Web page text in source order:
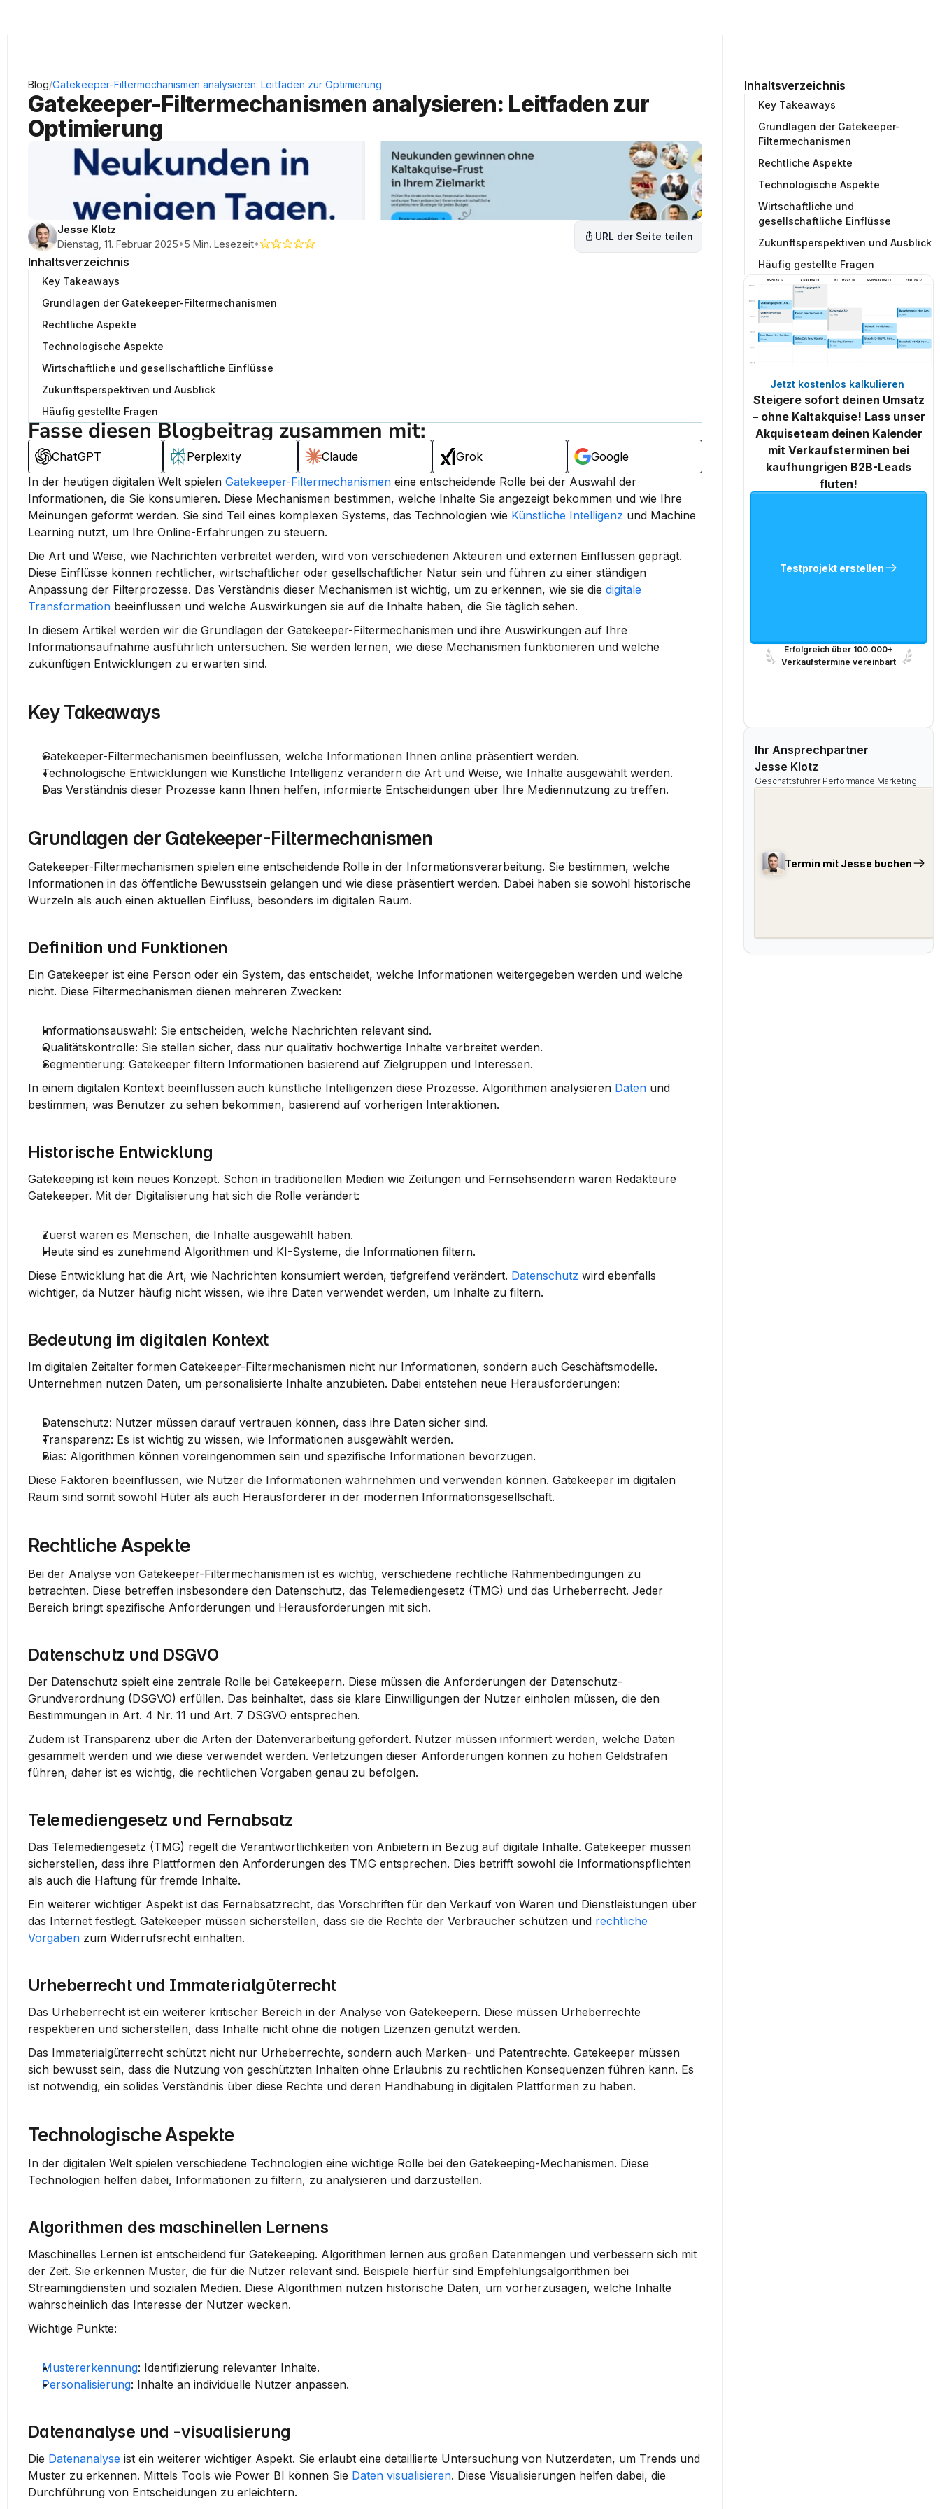
Inhaltsverzeichnis
Key Takeaways
Grundlagen der Gatekeeper-
Filtermechanismen
Rechtliche Aspekte
Technologische Aspekte
Wirtschaftliche und
gesellschaftliche Einflüsse
Zukunftsperspektiven und Ausblick
Häufig gestellte Fragen
Jetzt kostenlos kalkulieren
Steigere sofort deinen Umsatz
– ohne Kaltakquise! Lass unser
Akquiseteam deinen Kalender
mit Verkaufsterminen bei
kaufhungrigen B2B-Leads
fluten!
Testprojekt erstellen
Erfolgreich über 100.000+
Verkaufstermine vereinbart
Ihr Ansprechpartner
Jesse Klotz
Geschäftsführer Performance Marketing
Termin mit Jesse buchen
Blog/Gatekeeper-Filtermechanismen analysieren: Leitfaden zur Optimierung
Gatekeeper-Filtermechanismen analysieren: Leitfaden zur
Optimierung
Jesse Klotz
Dienstag, 11. Februar 2025•5 Min. Lesezeit•
URL der Seite teilen
Inhaltsverzeichnis
Key Takeaways
Grundlagen der Gatekeeper-Filtermechanismen
Rechtliche Aspekte
Technologische Aspekte
Wirtschaftliche und gesellschaftliche Einflüsse
Zukunftsperspektiven und Ausblick
Häufig gestellte Fragen
Fasse diesen Blogbeitrag zusammen mit:
ChatGPT Perplexity Claude Grok
Google
In der heutigen digitalen Welt spielen Gatekeeper-Filtermechanismen eine entscheidende Rolle bei der Auswahl der
Informationen, die Sie konsumieren. Diese Mechanismen bestimmen, welche Inhalte Sie angezeigt bekommen und wie Ihre
Meinungen geformt werden. Sie sind Teil eines komplexen Systems, das Technologien wie Künstliche Intelligenz und Machine
Learning nutzt, um Ihre Online-Erfahrungen zu steuern.
Die Art und Weise, wie Nachrichten verbreitet werden, wird von verschiedenen Akteuren und externen Einflüssen geprägt.
Diese Einflüsse können rechtlicher, wirtschaftlicher oder gesellschaftlicher Natur sein und führen zu einer ständigen
Anpassung der Filterprozesse. Das Verständnis dieser Mechanismen ist wichtig, um zu erkennen, wie sie die digitale
Transformation beeinflussen und welche Auswirkungen sie auf die Inhalte haben, die Sie täglich sehen.
In diesem Artikel werden wir die Grundlagen der Gatekeeper-Filtermechanismen und ihre Auswirkungen auf Ihre
Informationsaufnahme ausführlich untersuchen. Sie werden lernen, wie diese Mechanismen funktionieren und welche
zukünftigen Entwicklungen zu erwarten sind.
Key Takeaways
Gatekeeper-Filtermechanismen beeinflussen, welche Informationen Ihnen online präsentiert werden.
Technologische Entwicklungen wie Künstliche Intelligenz verändern die Art und Weise, wie Inhalte ausgewählt werden.
Das Verständnis dieser Prozesse kann Ihnen helfen, informierte Entscheidungen über Ihre Mediennutzung zu treffen.
Grundlagen der Gatekeeper-Filtermechanismen
Gatekeeper-Filtermechanismen spielen eine entscheidende Rolle in der Informationsverarbeitung. Sie bestimmen, welche
Informationen in das öffentliche Bewusstsein gelangen und wie diese präsentiert werden. Dabei haben sie sowohl historische
Wurzeln als auch einen aktuellen Einfluss, besonders im digitalen Raum.
Definition und Funktionen
Ein Gatekeeper ist eine Person oder ein System, das entscheidet, welche Informationen weitergegeben werden und welche
nicht. Diese Filtermechanismen dienen mehreren Zwecken:
Informationsauswahl: Sie entscheiden, welche Nachrichten relevant sind.
Qualitätskontrolle: Sie stellen sicher, dass nur qualitativ hochwertige Inhalte verbreitet werden.
Segmentierung: Gatekeeper filtern Informationen basierend auf Zielgruppen und Interessen.
In einem digitalen Kontext beeinflussen auch künstliche Intelligenzen diese Prozesse. Algorithmen analysieren Daten und
bestimmen, was Benutzer zu sehen bekommen, basierend auf vorherigen Interaktionen.
Historische Entwicklung
Gatekeeping ist kein neues Konzept. Schon in traditionellen Medien wie Zeitungen und Fernsehsendern waren Redakteure
Gatekeeper. Mit der Digitalisierung hat sich die Rolle verändert:
Zuerst waren es Menschen, die Inhalte ausgewählt haben.
Heute sind es zunehmend Algorithmen und KI-Systeme, die Informationen filtern.
Diese Entwicklung hat die Art, wie Nachrichten konsumiert werden, tiefgreifend verändert. Datenschutz wird ebenfalls
wichtiger, da Nutzer häufig nicht wissen, wie ihre Daten verwendet werden, um Inhalte zu filtern.
Bedeutung im digitalen Kontext
Im digitalen Zeitalter formen Gatekeeper-Filtermechanismen nicht nur Informationen, sondern auch Geschäftsmodelle.
Unternehmen nutzen Daten, um personalisierte Inhalte anzubieten. Dabei entstehen neue Herausforderungen:
Datenschutz: Nutzer müssen darauf vertrauen können, dass ihre Daten sicher sind.
Transparenz: Es ist wichtig zu wissen, wie Informationen ausgewählt werden.
Bias: Algorithmen können voreingenommen sein und spezifische Informationen bevorzugen.
Diese Faktoren beeinflussen, wie Nutzer die Informationen wahrnehmen und verwenden können. Gatekeeper im digitalen
Raum sind somit sowohl Hüter als auch Herausforderer in der modernen Informationsgesellschaft.
Rechtliche Aspekte
Bei der Analyse von Gatekeeper-Filtermechanismen ist es wichtig, verschiedene rechtliche Rahmenbedingungen zu
betrachten. Diese betreffen insbesondere den Datenschutz, das Telemediengesetz (TMG) und das Urheberrecht. Jeder
Bereich bringt spezifische Anforderungen und Herausforderungen mit sich.
Datenschutz und DSGVO
Der Datenschutz spielt eine zentrale Rolle bei Gatekeepern. Diese müssen die Anforderungen der Datenschutz-
Grundverordnung (DSGVO) erfüllen. Das beinhaltet, dass sie klare Einwilligungen der Nutzer einholen müssen, die den
Bestimmungen in Art. 4 Nr. 11 und Art. 7 DSGVO entsprechen.
Zudem ist Transparenz über die Arten der Datenverarbeitung gefordert. Nutzer müssen informiert werden, welche Daten
gesammelt werden und wie diese verwendet werden. Verletzungen dieser Anforderungen können zu hohen Geldstrafen
führen, daher ist es wichtig, die rechtlichen Vorgaben genau zu befolgen.
Telemediengesetz und Fernabsatz
Das Telemediengesetz (TMG) regelt die Verantwortlichkeiten von Anbietern in Bezug auf digitale Inhalte. Gatekeeper müssen
sicherstellen, dass ihre Plattformen den Anforderungen des TMG entsprechen. Dies betrifft sowohl die Informationspflichten
als auch die Haftung für fremde Inhalte.
Ein weiterer wichtiger Aspekt ist das Fernabsatzrecht, das Vorschriften für den Verkauf von Waren und Dienstleistungen über
das Internet festlegt. Gatekeeper müssen sicherstellen, dass sie die Rechte der Verbraucher schützen und rechtliche
Vorgaben zum Widerrufsrecht einhalten.
Urheberrecht und Immaterialgüterrecht
Das Urheberrecht ist ein weiterer kritischer Bereich in der Analyse von Gatekeepern. Diese müssen Urheberrechte
respektieren und sicherstellen, dass Inhalte nicht ohne die nötigen Lizenzen genutzt werden.
Das Immaterialgüterrecht schützt nicht nur Urheberrechte, sondern auch Marken- und Patentrechte. Gatekeeper müssen
sich bewusst sein, dass die Nutzung von geschützten Inhalten ohne Erlaubnis zu rechtlichen Konsequenzen führen kann. Es
ist notwendig, ein solides Verständnis über diese Rechte und deren Handhabung in digitalen Plattformen zu haben.
Technologische Aspekte
In der digitalen Welt spielen verschiedene Technologien eine wichtige Rolle bei den Gatekeeping-Mechanismen. Diese
Technologien helfen dabei, Informationen zu filtern, zu analysieren und darzustellen.
Algorithmen des maschinellen Lernens
Maschinelles Lernen ist entscheidend für Gatekeeping. Algorithmen lernen aus großen Datenmengen und verbessern sich mit
der Zeit. Sie erkennen Muster, die für die Nutzer relevant sind. Beispiele hierfür sind Empfehlungsalgorithmen bei
Streamingdiensten und sozialen Medien. Diese Algorithmen nutzen historische Daten, um vorherzusagen, welche Inhalte
wahrscheinlich das Interesse der Nutzer wecken.
Wichtige Punkte:
Mustererkennung: Identifizierung relevanter Inhalte.
Personalisierung: Inhalte an individuelle Nutzer anpassen.
Datenanalyse und -visualisierung
Die Datenanalyse ist ein weiterer wichtiger Aspekt. Sie erlaubt eine detaillierte Untersuchung von Nutzerdaten, um Trends und
Muster zu erkennen. Mittels Tools wie Power BI können Sie Daten visualisieren. Diese Visualisierungen helfen dabei, die
Durchführung von Entscheidungen zu erleichtern.